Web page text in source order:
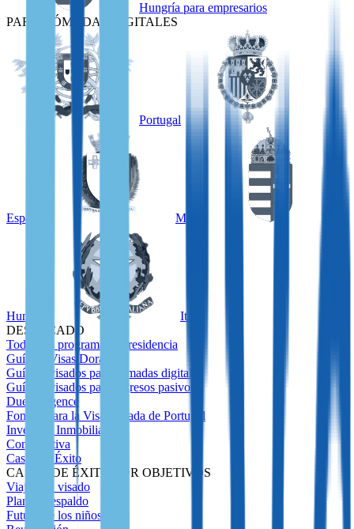
Hungría para empresarios
PARA NÓMADAS DIGITALES
Portugal
España Malta
Hungría
Italia
DESTACADO
Todos los programas de residencia
Guía de Visas Doradas
Guía de visados ​​para nómadas digitales
Guía de visados ​​para ingresos pasivos
Due Diligence
Fondos para la Visa Dorada de Portugal
Inversión Inmobiliaria
Comparativa
Casos de Éxito
CASOS DE ÉXITO POR OBJETIVOS
Viajes sin visado
Plan de respaldo
Futuro de los niños